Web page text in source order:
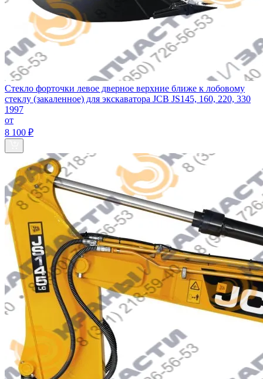
Стекло форточки левое дверное верхние ближе к лобовому
стеклу (закаленное) для экскаватора JCB JS145, 160, 220, 330
1997
от
8 100 ₽